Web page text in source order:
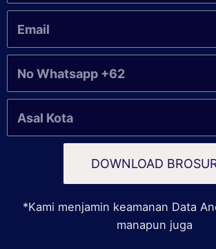
DOWNLOAD
*Kami menjamin keamanan Data
manapun juga